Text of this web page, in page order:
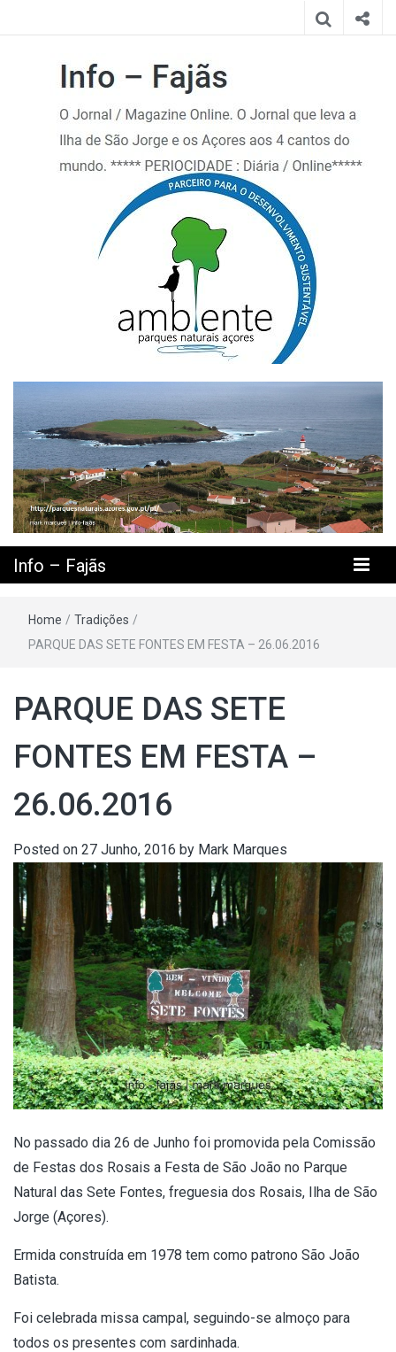
Info – Fajãs
Home / Tradições /
PARQUE DAS SETE FONTES EM FESTA – 26.06.2016
PARQUE DAS SETE
FONTES EM FESTA –
26.06.2016
Posted on 27 Junho, 2016 by Mark Marques
No passado dia 26 de Junho foi promovida pela Comissão
de Festas dos Rosais a Festa de São João no Parque
Natural das Sete Fontes, freguesia dos Rosais, Ilha de São
Jorge (Açores).
Ermida construída em 1978 tem como patrono São João
Batista.
Foi celebrada missa campal, seguindo-se almoço para
todos os presentes com sardinhada.